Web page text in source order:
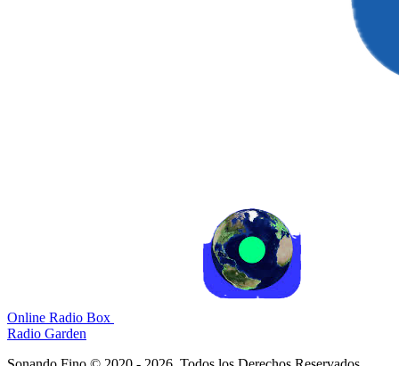
Online Radio Box
Radio Garden